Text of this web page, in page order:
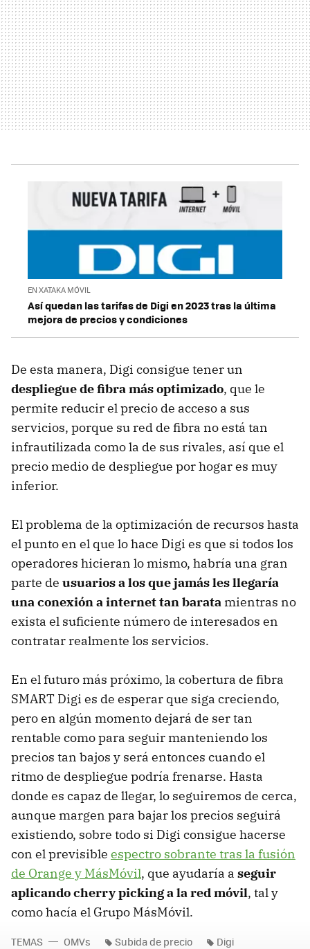
EN XATAKA MÓVIL
Así quedan las tarifas de Digi en 2023 tras la última
mejora de precios y condiciones
De esta manera, Digi consigue tener un
despliegue de fibra más optimizado, que le
permite reducir el precio de acceso a sus
servicios, porque su red de fibra no está tan
infrautilizada como la de sus rivales, así que el
precio medio de despliegue por hogar es muy
inferior.
El problema de la optimización de recursos hasta
el punto en el que lo hace Digi es que si todos los
operadores hicieran lo mismo, habría una gran
parte de usuarios a los que jamás les llegaría
una conexión a internet tan barata mientras no
exista el suficiente número de interesados en
contratar realmente los servicios.
En el futuro más próximo, la cobertura de fibra
SMART Digi es de esperar que siga creciendo,
pero en algún momento dejará de ser tan
rentable como para seguir manteniendo los
precios tan bajos y será entonces cuando el
ritmo de despliegue podría frenarse. Hasta
donde es capaz de llegar, lo seguiremos de cerca,
aunque margen para bajar los precios seguirá
existiendo, sobre todo si Digi consigue hacerse
con el previsible espectro sobrante tras la fusión
de Orange y MásMóvil, que ayudaría a seguir
aplicando cherry picking a la red móvil, tal y
como hacía el Grupo MásMóvil.
TEMAS OMVs Subida de precio Digi